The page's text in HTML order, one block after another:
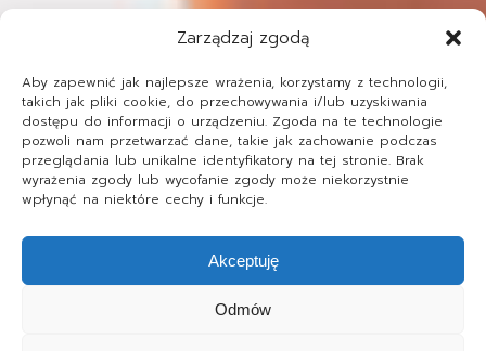
Zarządzaj zgodą
Aby zapewnić jak najlepsze wrażenia, korzystamy z technologii,
takich jak pliki cookie, do przechowywania i/lub uzyskiwania
dostępu do informacji o urządzeniu. Zgoda na te technologie
pozwoli nam przetwarzać dane, takie jak zachowanie podczas
przeglądania lub unikalne identyfikatory na tej stronie. Brak
wyrażenia zgody lub wycofanie zgody może niekorzystnie
wpłynąć na niektóre cechy i funkcje.
Akceptuję
Odmów